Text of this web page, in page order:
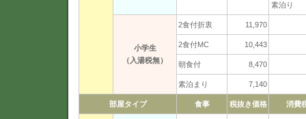
素泊り
小学生
（入湯税無）
2食付折衷 11,970
2食付MC 10,443
朝食付 8,470
素泊まり 7,140
部屋タイプ 食事 税抜き価格 消費